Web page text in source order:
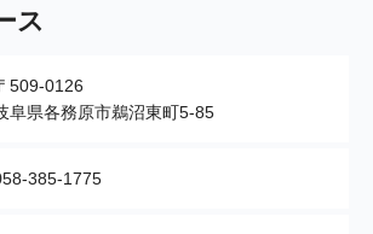
ス
509-0126
阜県各務原市鵜沼東町5-85
385-1775